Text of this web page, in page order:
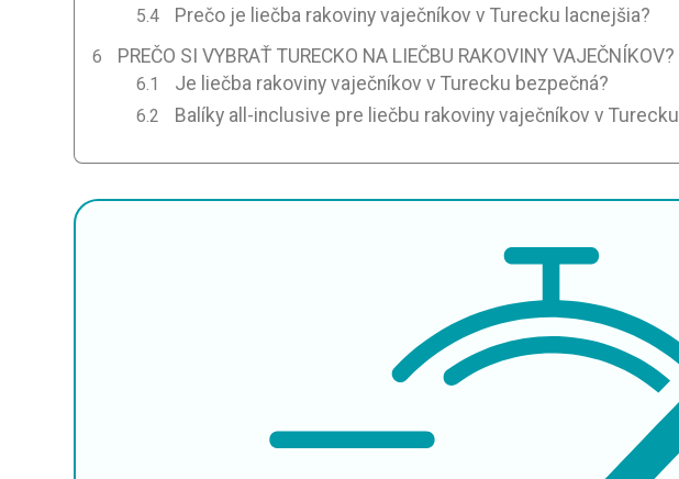
Prečo je liečba rakoviny vaječníkov v Turecku lacnejšia?
PREČO SI VYBRAŤ TURECKO NA LIEČBU RAKOVINY VAJEČNÍKOV?
Je liečba rakoviny vaječníkov v Turecku bezpečná?
Balíky all-inclusive pre liečbu rakoviny vaječníkov v Turecku